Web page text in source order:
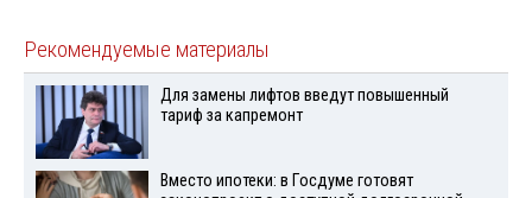
Рекомендуемые материалы
Для замены лифтов введут повышенный
тариф за капремонт
Вместо ипотеки: в Госдуме готовят